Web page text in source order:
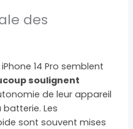
des
14 Pro semblent
soulignent
de leur appareil
Les
sont souvent mises